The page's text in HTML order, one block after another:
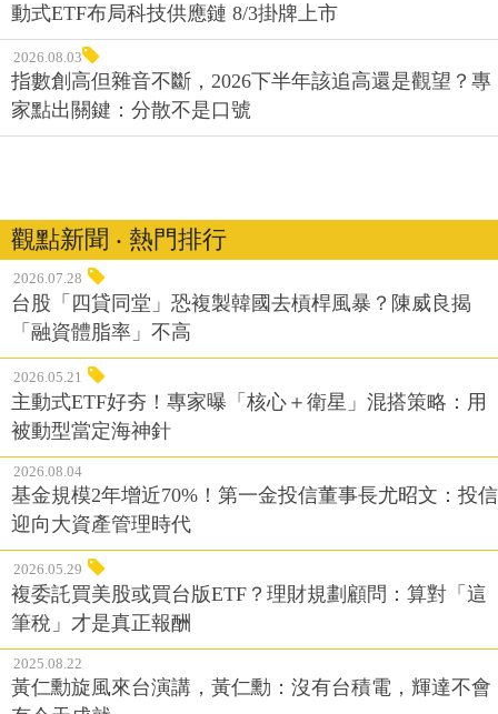
動式ETF布局科技供應鏈 8/3掛牌上市
2026.08.03
指數創高但雜音不斷，2026下半年該追高還是觀望？專
家點出關鍵：分散不是口號
觀點新聞 ‧ 熱門排行
2026.07.28
台股「四貸同堂」恐複製韓國去槓桿風暴？陳威良揭
「融資體脂率」不高
2026.05.21
主動式ETF好夯！專家曝「核心＋衛星」混搭策略：用
被動型當定海神針
2026.08.04
基金規模2年增近70%！第一金投信董事長尤昭文：投信
迎向大資產管理時代
2026.05.29
複委託買美股或買台版ETF？理財規劃顧問：算對「這
筆稅」才是真正報酬
2025.08.22
黃仁勳旋風來台演講，黃仁勳：沒有台積電，輝達不會